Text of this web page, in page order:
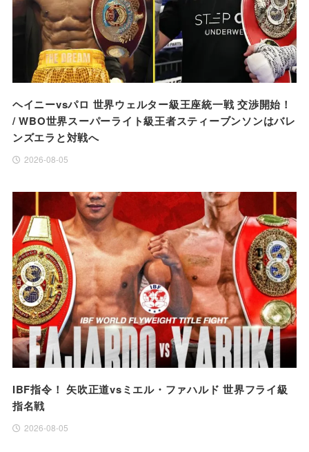
ヘイニーvsパロ 世界ウェルター級王座統一戦 交渉開始！
/ WBO世界スーパーライト級王者スティーブンソンはバレ
ンズエラと対戦へ
2026-08-05
IBF指令！ 矢吹正道vsミエル・ファハルド 世界フライ級
指名戦
2026-08-05